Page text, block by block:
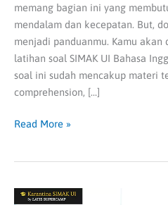
memang bagian ini yang
mendalam dan kecepatan. But,
menjadi panduanmu. Kamu
latihan soal SIMAK UI Bahasa
soal ini sudah mencakup materi
comprehension, […]
Read More »
Kumpulan